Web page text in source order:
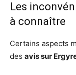
Les
à connaître
Certains aspects
des avis sur